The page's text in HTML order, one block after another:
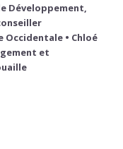
Développement,
• Chloé
et